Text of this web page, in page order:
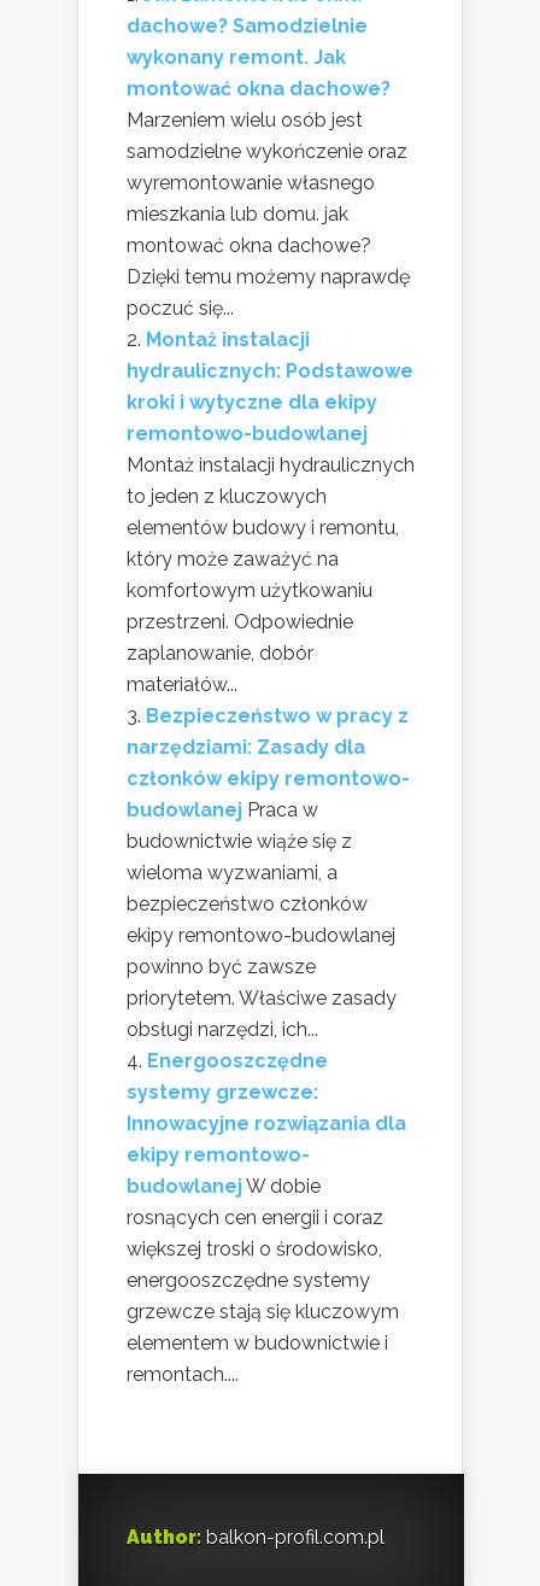
dachowe? Samodzielnie
wykonany remont. Jak
montować okna dachowe?
Marzeniem wielu osób jest
samodzielne wykończenie oraz
wyremontowanie własnego
mieszkania lub domu. jak
montować okna dachowe?
Dzięki temu możemy naprawdę
poczuć się...
Montaż instalacji
hydraulicznych: Podstawowe
kroki i wytyczne dla ekipy
remontowo-budowlanej
Montaż instalacji hydraulicznych
to jeden z kluczowych
elementów budowy i remontu,
który może zaważyć na
komfortowym użytkowaniu
przestrzeni. Odpowiednie
zaplanowanie, dobór
materiałów...
Bezpieczeństwo w pracy z
narzędziami: Zasady dla
członków ekipy remontowo-
budowlanej Praca w
budownictwie wiąże się z
wieloma wyzwaniami, a
bezpieczeństwo członków
ekipy remontowo-budowlanej
powinno być zawsze
priorytetem. Właściwe zasady
obsługi narzędzi, ich...
Energooszczędne
systemy grzewcze:
Innowacyjne rozwiązania dla
ekipy remontowo-
budowlanejW dobie
rosnących cen energii i coraz
większej troski o środowisko,
energooszczędne systemy
grzewcze stają się kluczowym
elementem w budownictwie i
remontach....
Author: balkon-profil.com.pl